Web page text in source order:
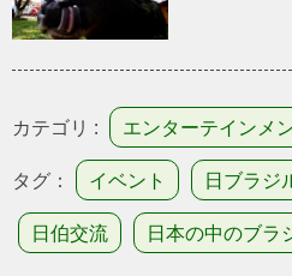
カテゴリ :
エンターテインメ
タグ：
イベント
日ブラジ
日伯交流
日本の中のブラ